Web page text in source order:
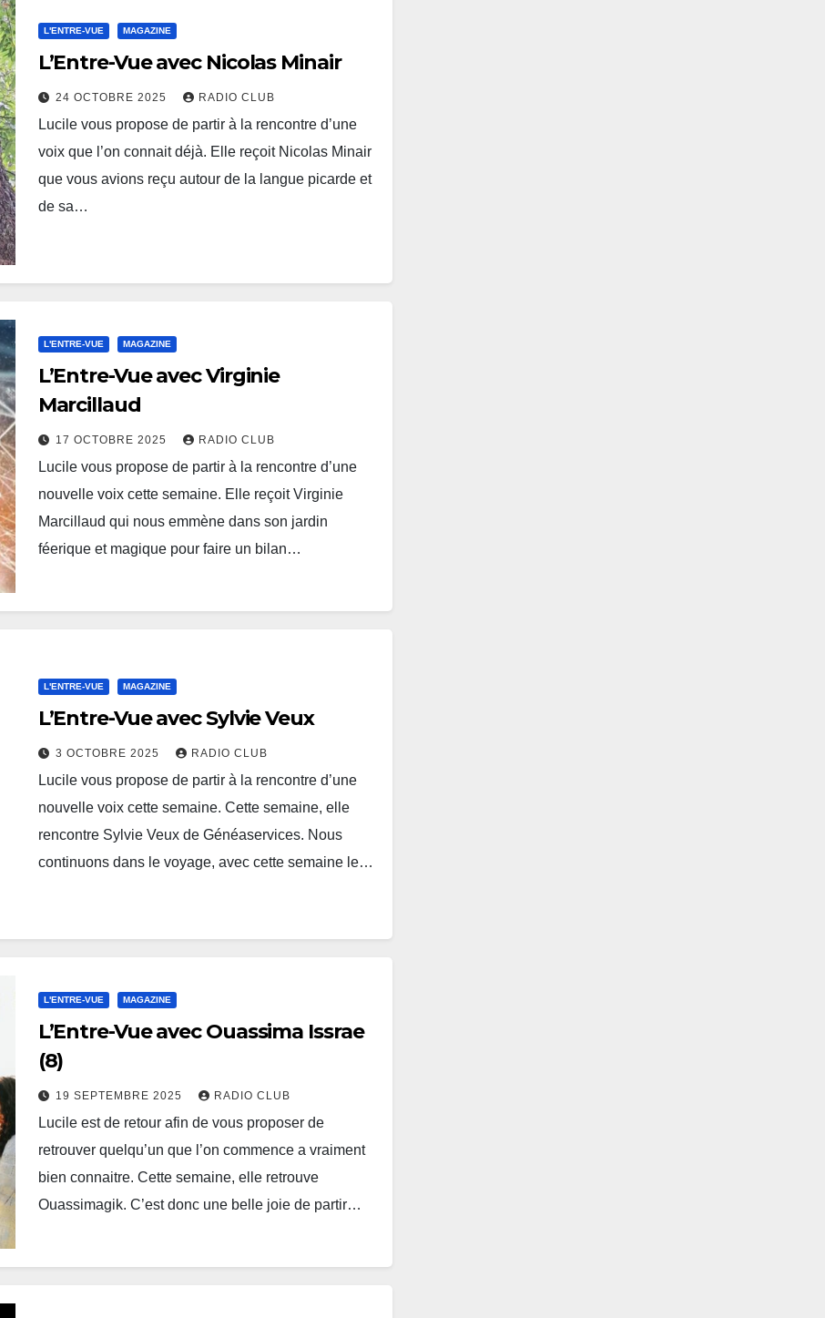
L'ENTRE-VUE MAGAZINE
L’Entre-Vue avec Nicolas Minair
24 OCTOBRE 2025 RADIO CLUB
Lucile vous propose de partir à la rencontre d’une
voix que l’on connait déjà. Elle reçoit Nicolas Minair
que vous avions reçu autour de la langue picarde et
de sa…
L'ENTRE-VUE MAGAZINE
L’Entre-Vue avec Virginie
Marcillaud
17 OCTOBRE 2025 RADIO CLUB
Lucile vous propose de partir à la rencontre d’une
nouvelle voix cette semaine. Elle reçoit Virginie
Marcillaud qui nous emmène dans son jardin
féerique et magique pour faire un bilan…
L'ENTRE-VUE MAGAZINE
L’Entre-Vue avec Sylvie Veux
3 OCTOBRE 2025 RADIO CLUB
Lucile vous propose de partir à la rencontre d’une
nouvelle voix cette semaine. Cette semaine, elle
rencontre Sylvie Veux de Généaservices. Nous
continuons dans le voyage, avec cette semaine le…
L'ENTRE-VUE MAGAZINE
L’Entre-Vue avec Ouassima Issrae
(8)
19 SEPTEMBRE 2025 RADIO CLUB
Lucile est de retour afin de vous proposer de
retrouver quelqu’un que l’on commence a vraiment
bien connaitre. Cette semaine, elle retrouve
Ouassimagik. C’est donc une belle joie de partir…